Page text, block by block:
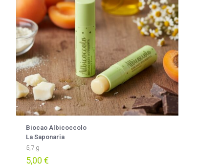
Biocao Albicoccolo
La Saponaria
5,7 g
5,00 €